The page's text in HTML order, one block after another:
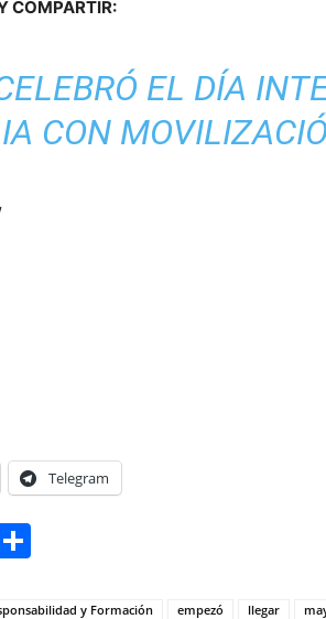
COMPARTIR:
EL DÍA
CON
Telegram
y Formación empezó llegar